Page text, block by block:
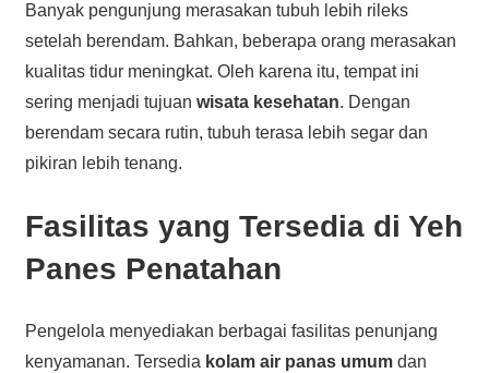
Banyak pengunjung merasakan tubuh lebih rileks
setelah berendam. Bahkan, beberapa orang merasakan
kualitas tidur meningkat. Oleh karena itu, tempat ini
sering menjadi tujuan wisata kesehatan. Dengan
berendam secara rutin, tubuh terasa lebih segar dan
pikiran lebih tenang.
Fasilitas yang Tersedia di Yeh
Panes Penatahan
Pengelola menyediakan berbagai fasilitas penunjang
kenyamanan. Tersedia kolam air panas umumdan